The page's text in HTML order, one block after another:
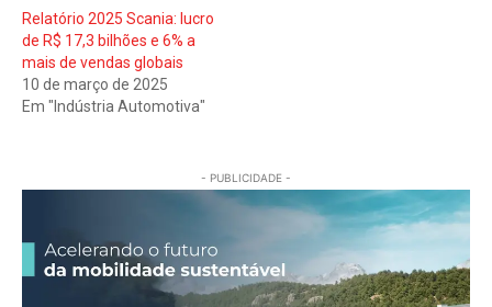
Relatório 2025 Scania: lucro
de R$ 17,3 bilhões e 6% a
mais de vendas globais
10 de março de 2025
Em "Indústria Automotiva"
- PUBLICIDADE -